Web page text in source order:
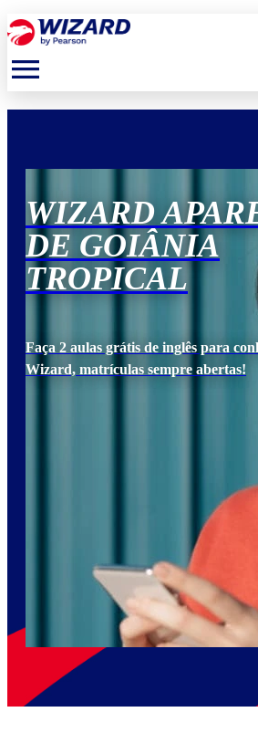
menu
WIZARD
DE GOIÂNIA
TROPICAL
Faça 2 aulas grátis de inglês para
Wizard, matrículas sempre abertas!